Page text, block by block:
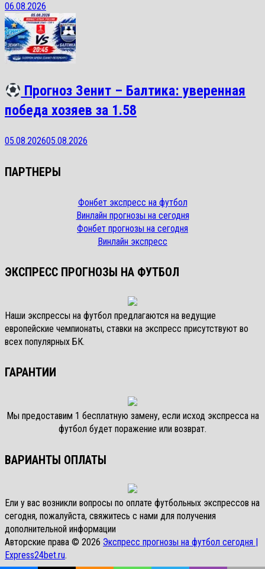
06.08.2026
Прогноз Зенит – Балтика: уверенная
победа хозяев за 1.58
05.08.202605.08.2026
ПАРТНЕРЫ
Фонбет экспресс на футбол
Винлайн прогнозы на сегодня
Фонбет прогнозы на сегодня
Винлайн экспресс
ЭКСПРЕСС ПРОГНОЗЫ НА ФУТБОЛ
Наши экспрессы на футбол предлагаются на ведущие
европейские чемпионаты, ставки на экспресс присутствуют во
всех популярных БК.
ГАРАНТИИ
Мы предоставим 1 бесплатную замену, если исход экспресса на
футбол будет поражение или возврат.
ВАРИАНТЫ ОПЛАТЫ
Ели у вас возникли вопросы по оплате футбольных экспрессов на
сегодня, пожалуйста, свяжитесь с нами для получения
дополнительной информации
Авторские права © 2026 Экспресс прогнозы на футбол сегодня |
Express24bet.ru.